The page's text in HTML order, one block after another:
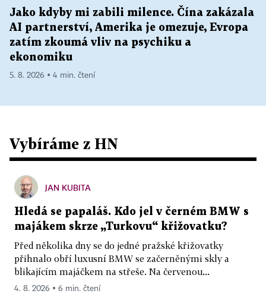
Jako kdyby mi zabili milence. Čína zakázala
AI partnerství, Amerika je omezuje, Evropa
zatím zkoumá vliv na psychiku a
ekonomiku
5. 8. 2026 ▪ 4 min. čtení
Vybíráme z HN
JAN KUBITA
Hledá se papaláš. Kdo jel v černém BMW s
majákem skrze „Turkovu“ křižovatku?
Před několika dny se do jedné pražské křižovatky
přihnalo obří luxusní BMW se začerněnými skly a
blikajícím majáčkem na střeše. Na červenou...
4. 8. 2026 ▪ 6 min. čtení